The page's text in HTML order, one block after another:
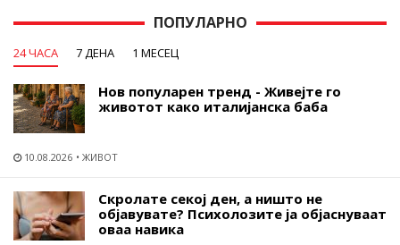
ПОПУЛАРНО
24 ЧАСА 7 ДЕНА 1 МЕСЕЦ
Нов популарен тренд - Живејте го
животот како италијанска баба
10.08.2026 ЖИВОТ
Скролате секој ден, а ништо не
објавувате? Психолозите ја објаснуваат
оваа навика